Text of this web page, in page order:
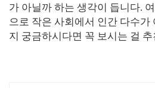
가 아닐까 하는 생각이 듭니다.
으로 작은 사회에서 인간 다수가
지 궁금하시다면 꼭 보시는 걸